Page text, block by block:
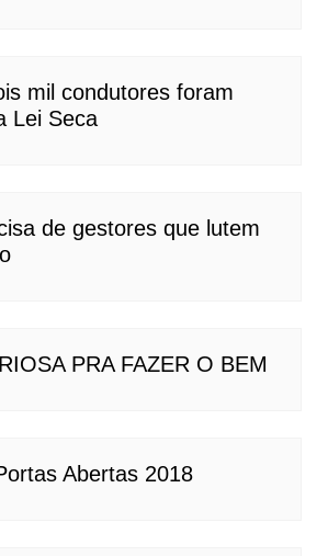
mil condutores foram
Lei Seca
de gestores que lutem
PRA FAZER O BEM
Abertas 2018